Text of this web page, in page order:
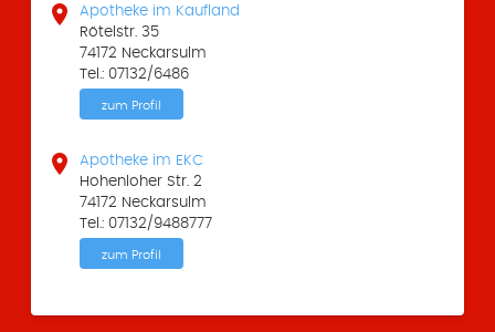

Apotheke im Kaufland
Rötelstr. 35
74172 Neckarsulm
Tel.: 07132/6486
zum Profil

Apotheke im EKC
Hohenloher Str. 2
74172 Neckarsulm
Tel.: 07132/9488777
zum Profil